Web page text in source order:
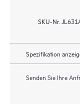
SKU-Nr.
Spezifikation
Senden Sie Ihre